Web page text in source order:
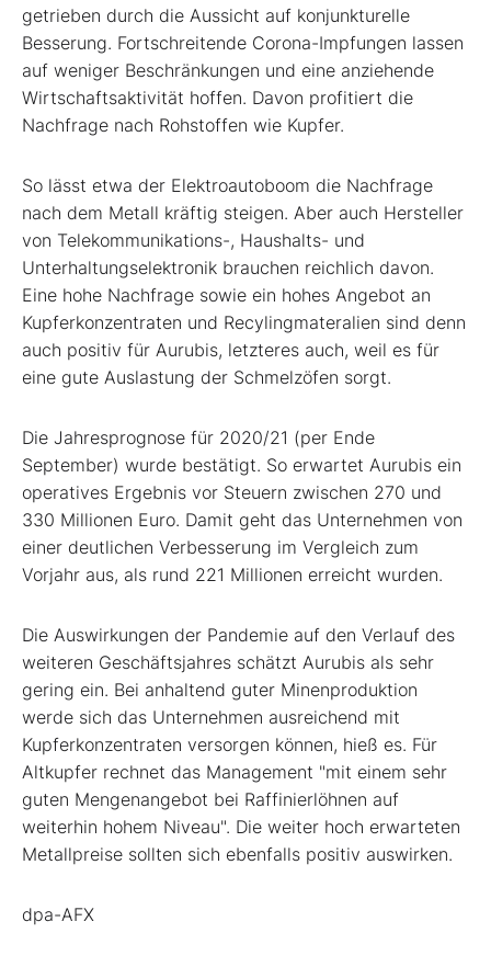
getrieben durch die Aussicht auf konjunkturelle
Besserung. Fortschreitende Corona-Impfungen lassen
auf weniger Beschränkungen und eine anziehende
Wirtschaftsaktivität hoffen. Davon profitiert die
Nachfrage nach Rohstoffen wie Kupfer.
So lässt etwa der Elektroautoboom die Nachfrage
nach dem Metall kräftig steigen. Aber auch Hersteller
von Telekommunikations-, Haushalts- und
Unterhaltungselektronik brauchen reichlich davon.
Eine hohe Nachfrage sowie ein hohes Angebot an
Kupferkonzentraten und Recylingmateralien sind denn
auch positiv für Aurubis, letzteres auch, weil es für
eine gute Auslastung der Schmelzöfen sorgt.
Die Jahresprognose für 2020/21 (per Ende
September) wurde bestätigt. So erwartet Aurubis ein
operatives Ergebnis vor Steuern zwischen 270 und
330 Millionen Euro. Damit geht das Unternehmen von
einer deutlichen Verbesserung im Vergleich zum
Vorjahr aus, als rund 221 Millionen erreicht wurden.
Die Auswirkungen der Pandemie auf den Verlauf des
weiteren Geschäftsjahres schätzt Aurubis als sehr
gering ein. Bei anhaltend guter Minenproduktion
werde sich das Unternehmen ausreichend mit
Kupferkonzentraten versorgen können, hieß es. Für
Altkupfer rechnet das Management "mit einem sehr
guten Mengenangebot bei Raffinierlöhnen auf
weiterhin hohem Niveau". Die weiter hoch erwarteten
Metallpreise sollten sich ebenfalls positiv auswirken.
dpa-AFX